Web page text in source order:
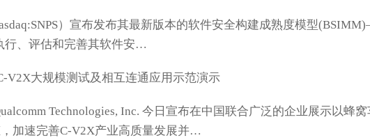
）宣布发布其最新版本的软件安全构建成熟度模型
行、评估和完善其软件安…
大规模测试及相互连通应用示范演示
Technologies, Inc. 今日宣布在中国联合广泛的企业展示以蜂窝
加速完善C-V2X产业高质量发展并…